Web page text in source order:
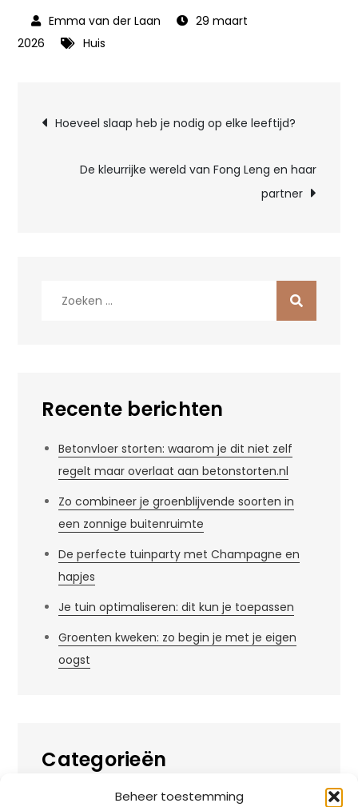
Beheer toestemming
29 maart
2026
Huis
Bericht
navigatie
Hoeveel slaap heb je nodig op elke leeftijd?
De kleurrijke wereld van Fong Leng en haar
partner
Recente berichten
Betonvloer storten: waarom je dit niet zelf
regelt maar overlaat aan betonstorten.nl
Zo combineer je groenblijvende soorten in
een zonnige buitenruimte
De perfecte tuinparty met Champagne en
hapjes
Je tuin optimaliseren: dit kun je toepassen
Groenten kweken: zo begin je met je eigen
oogst
Categorieën